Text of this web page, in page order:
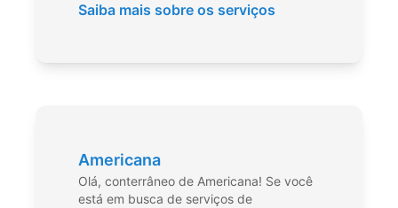
Saiba mais sobre os serviços
Americana
Olá, conterrâneo de Americana! Se você
está em busca de serviços de